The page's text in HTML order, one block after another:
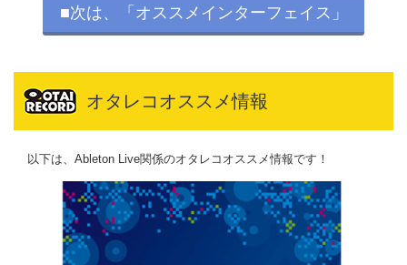
■次は、「オススメインターフェイス」
オタレコオススメ情報
以下は、Ableton Live関係のオタレコオススメ情報です！